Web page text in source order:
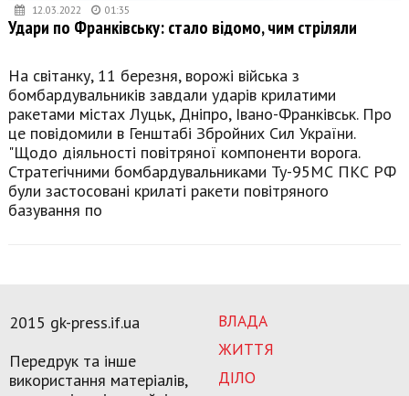
12.03.2022 01:35
Удари по Франківську: стало відомо, чим стріляли
На світанку, 11 березня, ворожі війська з
бомбардувальників завдали ударів крилатими
ракетами містах Луцьк, Дніпро, Івано-Франківськ. Про
це повідомили в Генштабі Збройних Сил України.
"Щодо діяльності повітряної компоненти ворога.
Стратегічними бомбардувальниками Ту-95МС ПКС РФ
були застосовані крилаті ракети повітряного
базування по
ВЛАДА
ЖИТТЯ
ДІЛО
2015 gk-press.if.ua
Передрук та інше
використання матеріалів,